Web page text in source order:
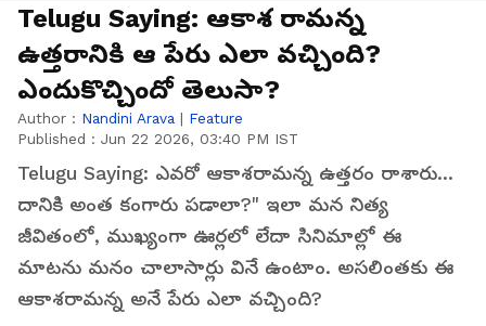
Telugu Saying: ఆకాశ రామన్న
ఉత్తరానికి ఆ పేరు ఎలా వచ్చింది?
ఎందుకొచ్చిందో తెలుసా?
Author : Nandini Arava | Feature
Published : Jun 22 2026, 03:40 PM IST
Telugu Saying: ఎవరో ఆకాశరామన్న ఉత్తరం రాశారు...
దానికి అంత కంగారు పడాలా?" ఇలా మన నిత్య
జీవితంలో, ముఖ్యంగా ఊర్లలో లేదా సినిమాల్లో ఈ
మాటను మనం చాలాసార్లు వినే ఉంటాం. అసలింతకు ఈ
ఆకాశరామన్న అనే పేరు ఎలా వచ్చింది?